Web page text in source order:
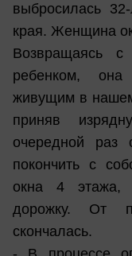
выбросилась
края. Женщина
Возвращаясь
ребенком, она
живущим в
приняв
очередной раз
покончить с
окна 4 этажа,
дорожку. От
скончалась.